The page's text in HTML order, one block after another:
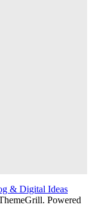
& Digital Ideas
Powered